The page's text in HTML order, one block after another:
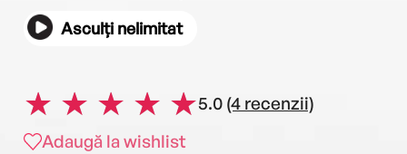
Asculți nelimitat
5.0 (4 recenzii)
Adaugă la wishlist